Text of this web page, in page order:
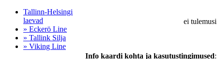
Tallinn-Helsingi
laevad
» Eckerö Line
» Tallink Silja
» Viking Line
ei
Info kaardi kohta ja kasutustingimused